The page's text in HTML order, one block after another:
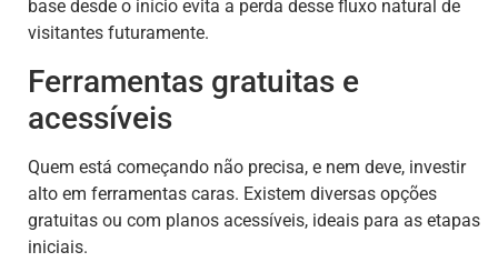
base desde o início evita a perda desse fluxo natural de
visitantes futuramente.
Ferramentas gratuitas e
acessíveis
Quem está começando não precisa, e nem deve, investir
alto em ferramentas caras. Existem diversas opções
gratuitas ou com planos acessíveis, ideais para as etapas
iniciais.